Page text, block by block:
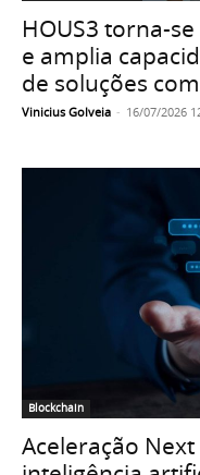
HOUS3 torna-
e amplia
de soluções
Vinicius Golveia - 16/07/2026
Blockchain
Aceleração